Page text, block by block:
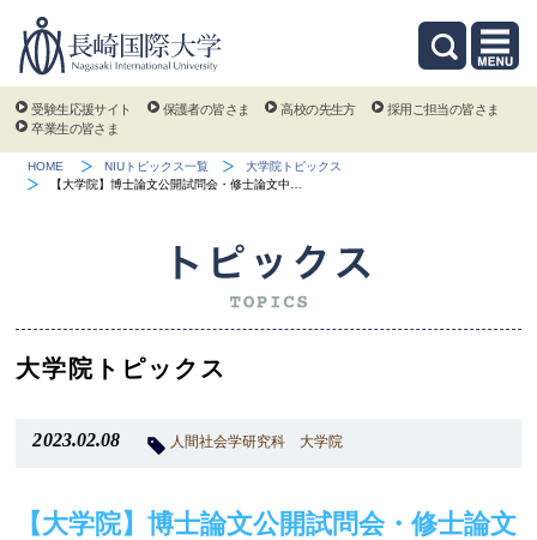
受験生応援サイト 保護者の皆さま 高校の先生方
採用ご担当の皆さま
卒業生の皆さま
HOME NIUトピックス一覧
大学院トピックス
【大学院】博士論文公開試問会・修士論文中…
大学院トピックス
2023.02.08 人間社会学研究科 大学院
【大学院】博士論文公開試問会・修士論文